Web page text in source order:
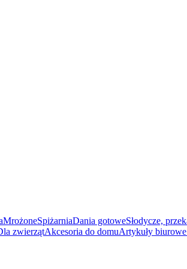
MrożoneSpiżarniaDania gotoweSłodycze,
zwierzątAkcesoria do domuArtykuły